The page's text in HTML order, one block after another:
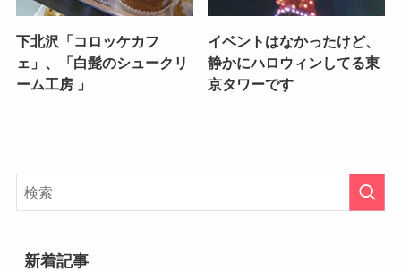
下北沢「コロッケカフ
ェ」、「白髭のシュークリ
ーム工房 」
イベントはなかったけど、
静かにハロウィンしてる東
京タワーです
新着記事